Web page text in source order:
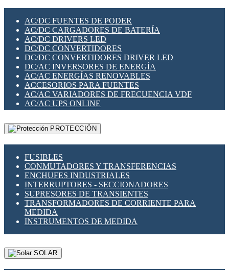
SWITCH Y MICROSWITCH
TARJETAS PI
UNIÓN Y DERIVACIÓN DE CABLE
PLACAS MODULARES IOT
SWITCHES Y REDES WIFI
SOLUCIONES IOT
SOLUCIONES LORAWAN
SOLUCIONES RED CELULAR
SEGURIDAD PARA REDES
SWITCHES LAN
TELEFONÍA IP (VOIP)
VIGILANCIA IP (CCTV)
MESHTASTIC
AC/DC FUENTES DE PODER
AC/DC CARGADORES DE BATERÍA
AC/DC DRIVERS LED
DC/DC CONVERTIDORES
DC/DC CONVERTIDORES DRIVER LED
DC/AC INVERSORES DE ENERGÍA
AC/AC ENERGÍAS RENOVABLES
ACCESORIOS PARA FUENTES
AC/AC VARIADORES DE FRECUENCIA VDF
AC/AC UPS ONLINE
PROTECCIÓN
FUSIBLES
CONMUTADORES Y TRANSFERENCIAS
ENCHUFES INDUSTRIALES
INTERRUPTORES - SECCIONADORES
SUPRESORES DE TRANSIENTES
TRANSFORMADORES DE CORRIENTE PARA
MEDIDA
INSTRUMENTOS DE MEDIDA
SOLAR